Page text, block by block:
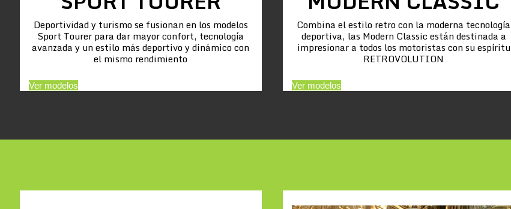
Deportividad y turismo se fusionan en los modelos
Sport Tourer para dar mayor confort, tecnología
avanzada y un estilo más deportivo y dinámico con
el mismo rendimiento
Ver modelos
Combina el estilo retro con la moderna tecnología
deportiva, las Modern Classic están destinada a
impresionar a todos los motoristas con su espíritu
RETROVOLUTION
Ver modelos